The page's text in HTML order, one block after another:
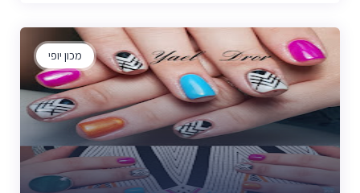
מכון יופי